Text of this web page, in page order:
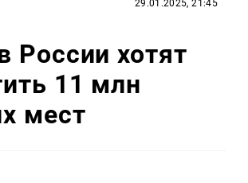
29.01.2025, 21:45
России хотят
11 млн
мест